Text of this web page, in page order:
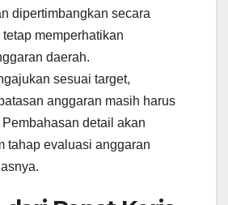
dipertimbangkan secara
memperhatikan
daerah.
sesuai target,
anggaran masih harus
detail akan
tahap evaluasi anggaran